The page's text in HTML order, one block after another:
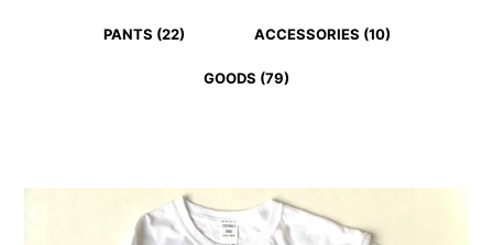
PANTS (22) ACCESSORIES (10)
GOODS (79)